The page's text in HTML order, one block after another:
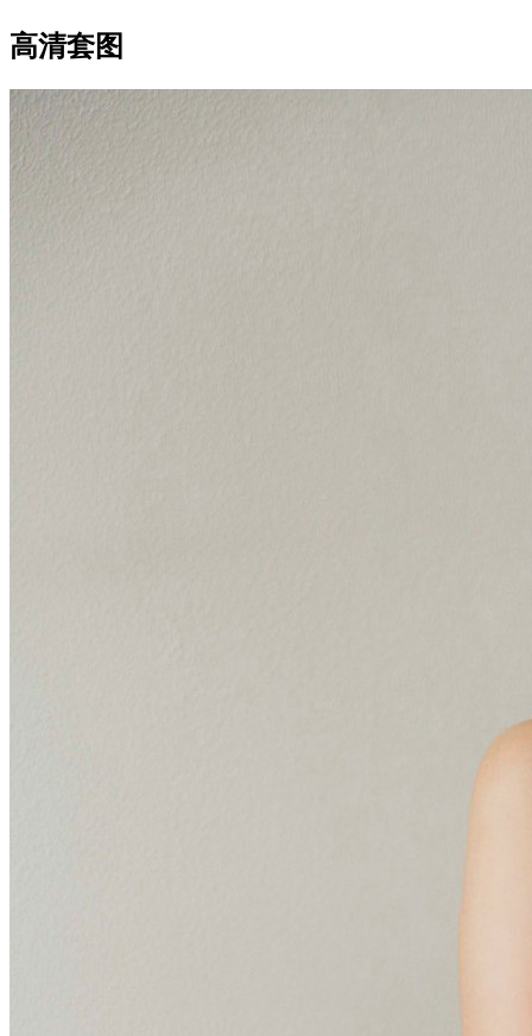
高清套图